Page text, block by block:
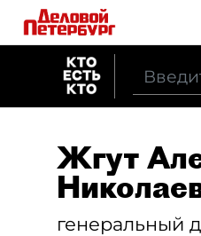
Жгут
генеральный